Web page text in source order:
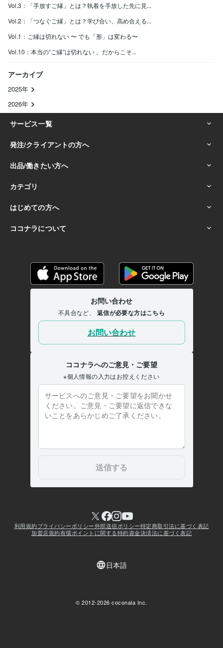
Vol.3：「手放すご縁」とは？執着を手放した先に見...
Vol.2：「つなぐご縁」とは？学び合い、高め合える...
Vol.1：ご縁は切れない 〜 でも「形」は変わる〜
Vol.10：本当の“ご縁”は切れない 。だからこそ...
アーカイブ
2025年
2026年